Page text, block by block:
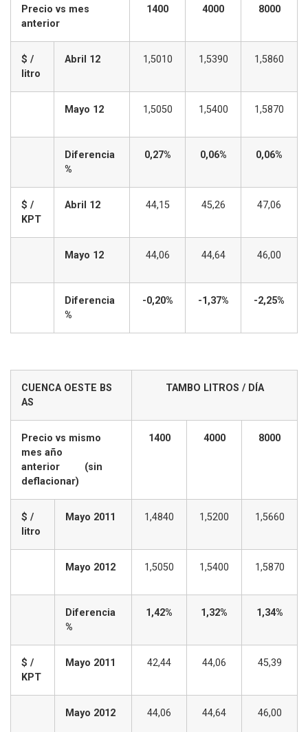
Precio vs mes
anterior
1400 4000 8000
$ /
litro
Abril 12 1,5010 1,5390 1,5860
Mayo 12 1,5050 1,5400 1,5870
Diferencia
%
0,27% 0,06% 0,06%
$ /
KPT
Abril 12 44,15 45,26 47,06
Mayo 12 44,06 44,64 46,00
Diferencia
%
-0,20% -1,37% -2,25%
CUENCA OESTE BS
AS
TAMBO LITROS / DÍA
Precio vs mismo
mes año
anterior (sin
deflacionar)
1400 4000 8000
$ /
litro
Mayo 2011 1,4840 1,5200 1,5660
Mayo 2012 1,5050 1,5400 1,5870
Diferencia
%
1,42% 1,32% 1,34%
$ /
KPT
Mayo 2011 42,44 44,06 45,39
Mayo 2012 44,06 44,64 46,00